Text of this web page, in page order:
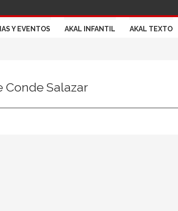
Y EVENTOS AKAL INFANTIL AKAL TEXTO
Conde Salazar